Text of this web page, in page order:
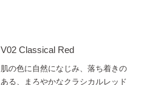
V02 Classical Red
肌の色に自然になじみ、落ち着きの
ある、まろやかなクラシカルレッド